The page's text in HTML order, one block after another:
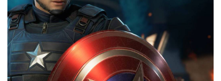
生成式AI與雲端應用
Enterprise Digital Transformation
特集